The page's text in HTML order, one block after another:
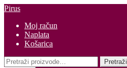
Preskoči
navigaciju
Skoči
sadržaja
Pirus
Moj račun
Naplata
Košarica
Pretraži:
Pretraži